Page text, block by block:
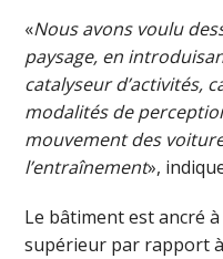
«Nous avons voulu
paysage, en
catalyseur d’activités,
modalités de
mouvement des
l’entraînement»,
Le bâtiment est ancré
supérieur par rapport